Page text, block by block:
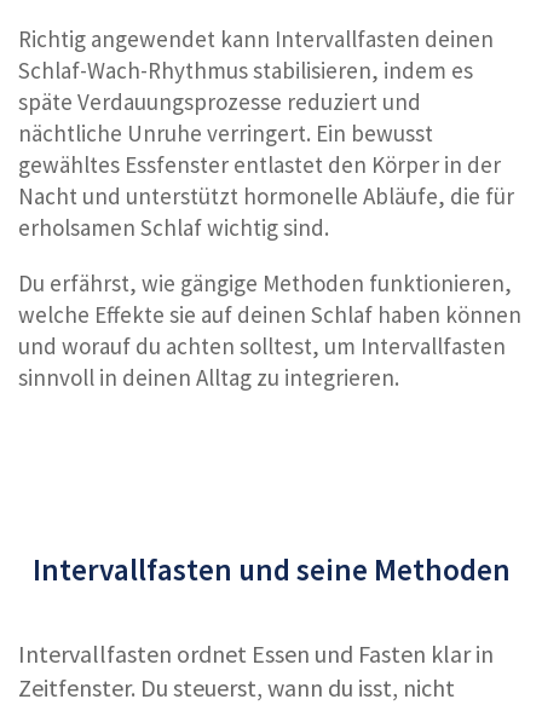
Richtig angewendet kann Intervallfasten deinen
Schlaf-Wach-Rhythmus stabilisieren, indem es
späte Verdauungsprozesse reduziert und
nächtliche Unruhe verringert. Ein bewusst
gewähltes Essfenster entlastet den Körper in der
Nacht und unterstützt hormonelle Abläufe, die für
erholsamen Schlaf wichtig sind.
Du erfährst, wie gängige Methoden funktionieren,
welche Effekte sie auf deinen Schlaf haben können
und worauf du achten solltest, um Intervallfasten
sinnvoll in deinen Alltag zu integrieren.
Intervallfasten und seine Methoden
Intervallfasten ordnet Essen und Fasten klar in
Zeitfenster. Du steuerst, wann du isst, nicht